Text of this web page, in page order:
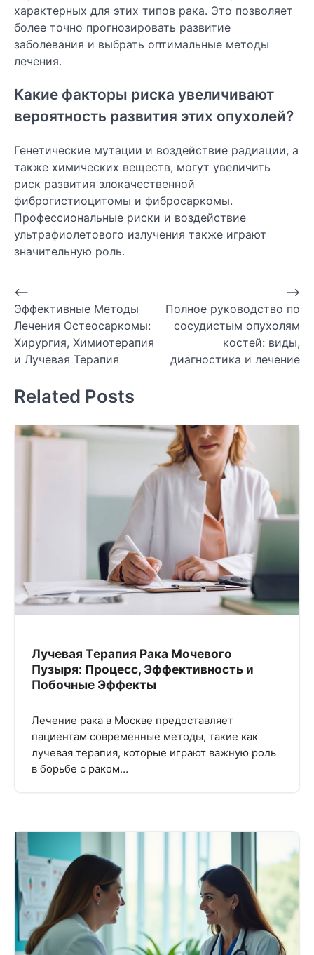
характерных для этих типов рака. Это позволяет
более точно прогнозировать развитие
заболевания и выбрать оптимальные методы
лечения.
Какие факторы риска увеличивают
вероятность развития этих опухолей?
Генетические мутации и воздействие радиации, а
также химических веществ, могут увеличить
риск развития злокачественной
фиброгистиоцитомы и фибросаркомы.
Профессиональные риски и воздействие
ультрафиолетового излучения также играют
значительную роль.
Навигация
по
записям
⟵
Эффективные Методы
Лечения Остеосаркомы:
Хирургия, Химиотерапия
и Лучевая Терапия
Полное руководство по
сосудистым опухолям
костей: виды,
диагностика и лечение
⟶
Related Posts
Лучевая Терапия Рака Мочевого
Пузыря: Процесс, Эффективность и
Побочные Эффекты
Лечение рака в Москве предоставляет
пациентам современные методы, такие как
лучевая терапия, которые играют важную роль
в борьбе с раком…